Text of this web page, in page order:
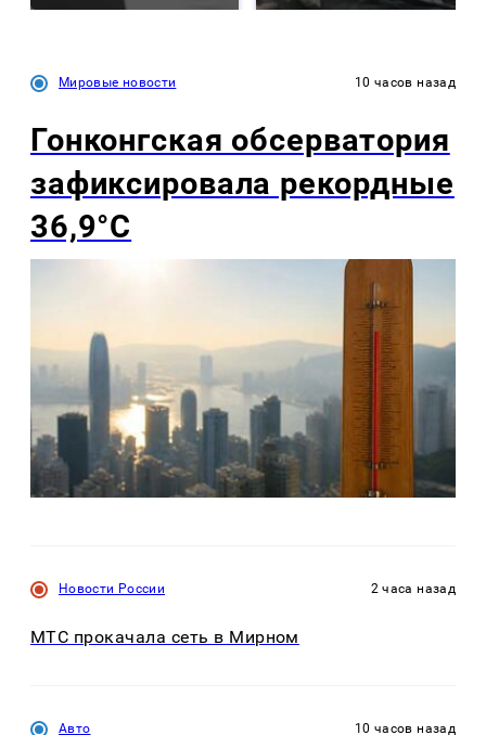
Мировые новости 10 часов назад
Гонконгская обсерватория
зафиксировала рекордные
36,9°C
Новости России 2 часа назад
МТС прокачала сеть в Мирном
Авто 10 часов назад